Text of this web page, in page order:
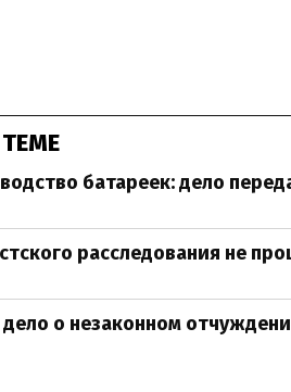
батареек: дело
расследования не
о незаконном